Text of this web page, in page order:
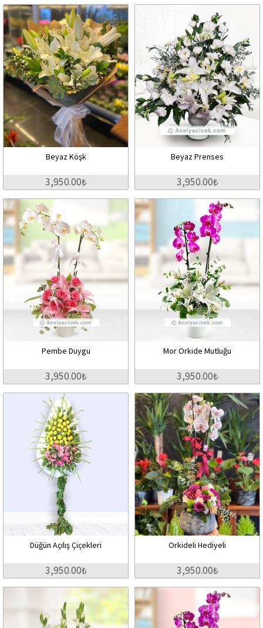
Beyaz Köşk
3,950.00₺
Beyaz Prenses
3,950.00₺
Pembe Duygu
3,950.00₺
Mor Orkide Mutluğu
3,950.00₺
Düğün Açılış Çiçekleri
3,950.00₺
Orkideli Hediyeli
3,950.00₺